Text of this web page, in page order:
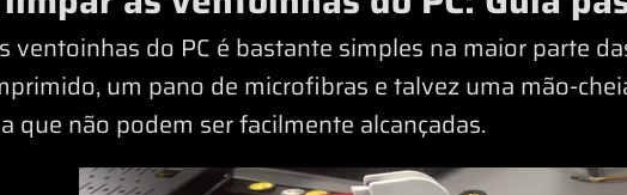
ventoinhas do PC é bastante simples na maior parte
um pano de microfibras e talvez uma mão-
que não podem ser facilmente alcançadas.